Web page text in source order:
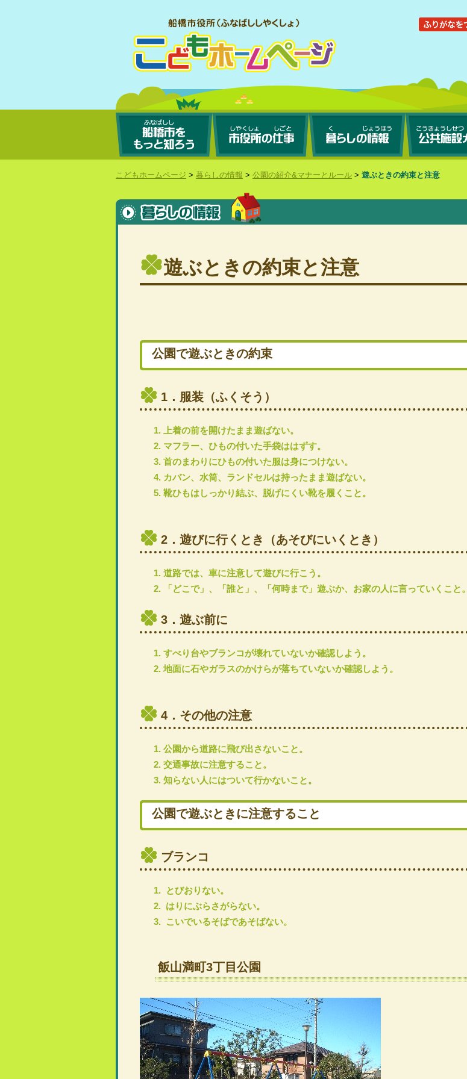
こどもホームページ > 暮らしの情報 > 公園の紹介&マナーとルール > 遊ぶときの約束と注意
遊ぶときの約束と注意
公園で遊ぶときの約束
1．服装（ふくそう）
上着の前を開けたまま遊ばない。
マフラー、ひもの付いた手袋ははずす。
首のまわりにひもの付いた服は身につけない。
カバン、水筒、ランドセルは持ったまま遊ばない。
靴ひもはしっかり結ぶ、脱げにくい靴を履くこと。
2．遊びに行くとき（あそびにいくとき）
道路では、車に注意して遊びに行こう。
「どこで」、「誰と」、「何時まで」遊ぶか、お家の人に言っていくこと。
3．遊ぶ前に
すべり台やブランコが壊れていないか確認しよう。
地面に石やガラスのかけらが落ちていないか確認しよう。
4．その他の注意
公園から道路に飛び出さないこと。
交通事故に注意すること。
知らない人にはついて行かないこと。
公園で遊ぶときに注意すること
ブランコ
とびおりない。
はりにぶらさがらない。
こいでいるそばであそばない。
飯山満町3丁目公園